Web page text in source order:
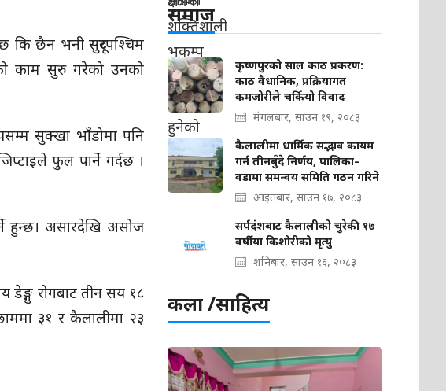
कि छैन भनी सुदूरपश्चिम
काम सुरु गरेको उनको
सुक्खा भाँडोमा पनि
फुल पार्ने गर्दछ ।
हुन्छ। असारदेखि असोज
डेङ्गु रोगबाट तीन सय १८
३१ र कैलालीमा २३
समाज
कृष्णपुरको साल काठ प्रकरण:
काठ वैधानिक, प्रक्रियागत
कमजोरीले चर्कियो विवाद
मंगलबार, साउन १९, २०८३
कैलालीमा धार्मिक सद्भाव कायम
गर्न तीनबुँदे निर्णय, पालिका–
वडामा समन्वय समिति गठन गरिने
आइतबार, साउन १७, २०८३
सर्पदंशबाट कैलालीको चुरेकी १७
वर्षीया किशोरीको मृत्यु
शनिबार, साउन १६, २०८३
कला /साहित्य